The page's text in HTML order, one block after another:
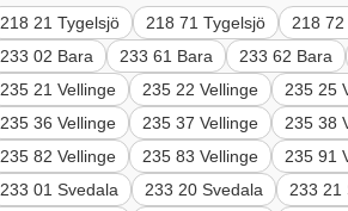
218 21 Tygelsjö 218 71 Tygelsjö 218
233 02 Bara
233 61 Bara 233 62 Bara
235 21 Vellinge
235 22 Vellinge 235 25
235 36 Vellinge
235 37 Vellinge 235 38
235 82 Vellinge
235 83 Vellinge 235 91
233 01 Svedala
233 20 Svedala 233 21